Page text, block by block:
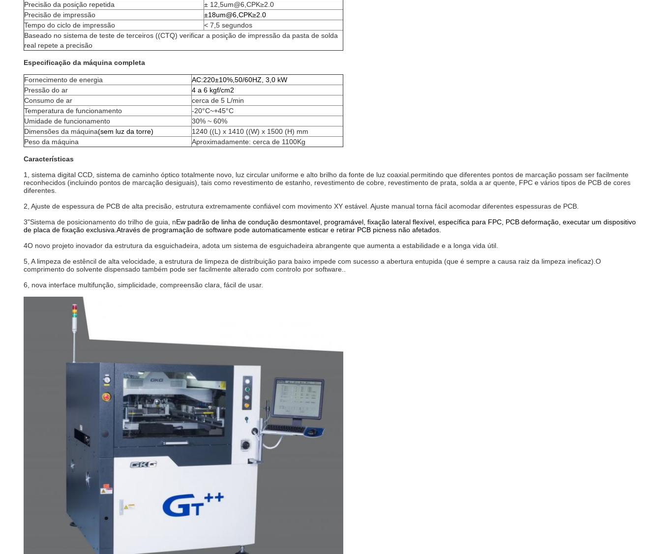
Precisão da posição repetida
± 12,5um@6,CPK≥2.0
Precisão de impressão
±18um@6,CPK≥2.0
Tempo do ciclo de impressão
< 7,5 segundos
Baseado no sistema de teste de terceiros ((CTQ) verificar a posição de impressão da pasta de solda
real repete a precisão
Especificação da máquina completa
Fornecimento de energia
AC:220±10%,50/60HZ, 3,0 kW
Pressão do ar
4 a 6 kgf/cm2
Consumo de ar
cerca de 5 L/min
Temperatura de funcionamento
-20°C~+45°C
Umidade de funcionamento
30% ~ 60%
Dimensões da máquina(sem luz da torre)
1240 ((L) x 1410 ((W) x 1500 (H) mm
Peso da máquina
Aproximadamente: cerca de 1100Kg
Características
1, sistema digital CCD, sistema de caminho óptico totalmente novo, luz circular uniforme e alto brilho da fonte de luz coaxial.permitindo que diferentes pontos de marcação possam ser facilmente
reconhecidos (incluindo pontos de marcação desiguais), tais como revestimento de estanho, revestimento de cobre, revestimento de prata, solda a ar quente, FPC e vários tipos de PCB de cores
diferentes.
2, Ajuste de espessura de PCB de alta precisão, estrutura extremamente confiável com movimento XY estável. Ajuste manual torna fácil acomodar diferentes espessuras de PCB.
3"Sistema de posicionamento do trilho de guia, nEw padrão de linha de condução desmontavel, programável, fixação lateral flexível, específica para FPC, PCB deformação, executar um dispositivo
de placa de fixação exclusiva.Através de programação de software pode automaticamente esticar e retirar PCB picness não afetados.
4O novo projeto inovador da estrutura da esguichadeira, adota um sistema de esguichadeira abrangente que aumenta a estabilidade e a longa vida útil.
5, A limpeza de estêncil de alta velocidade, a estrutura de limpeza de distribuição para baixo impede com sucesso a abertura entupida (que é sempre a causa raiz da limpeza ineficaz).O
comprimento do solvente dispensado também pode ser facilmente alterado com controlo por software..
6, nova interface multifunção, simplicidade, compreensão clara, fácil de usar.